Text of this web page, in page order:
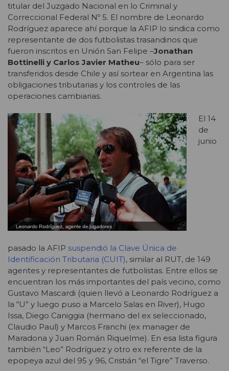
titular del Juzgado Nacional en lo Criminal y
Correccional Federal Nº 5. El nombre de Leonardo
Rodríguez aparece ahí porque la AFIP lo sindica como
representante de dos futbolistas trasandinos que
fueron inscritos en Unión San Felipe –Jonathan
Bottinelli y Carlos Javier Matheu– sólo para ser
transferidos desde Chile y así sortear en Argentina las
obligaciones tributarias y los controles de las
operaciones cambiarias.
El 14
de
junio
pasado la AFIP suspendió la Clave Única de
Identificación Tributaria (CUIT), similar al RUT, de 149
agentes y representantes de futbolistas. Entre ellos se
encuentran los más importantes del país vecino, como
Gustavo Mascardi (quien llevó a Leonardo Rodríguez a
la “U” y luego puso a Marcelo Salas en River), Hugo
Issa, Diego Caniggia (hermano del ex seleccionado,
Claudio Paul) y Marcos Franchi (ex manager de
Maradona y Juan Román Riquelme). En esa lista figura
también “Leo” Rodríguez y otro ex referente de la
epopeya azul del 95 y 96, Cristián “el Tigre” Traverso.